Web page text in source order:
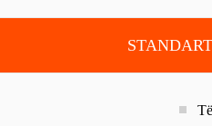
STANDART